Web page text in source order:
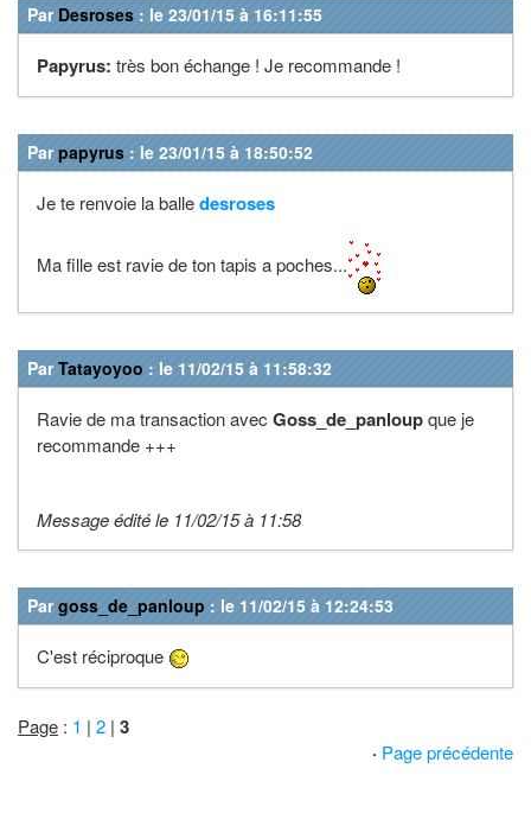
Par Desroses : le 23/01/15 à 16:11:55
Papyrus: très bon échange ! Je recommande !
Parpapyrus : le 23/01/15 à 18:50:52
Je te renvoie la balledesroses
Ma fille est ravie de ton tapis a poches...
ParTatayoyoo : le 11/02/15 à 11:58:32
Ravie de ma transaction avec Goss_de_panloupque je
recommande +++
Message édité le 11/02/15 à 11:58
Pargoss_de_panloup : le 11/02/15 à 12:24:53
C'est réciproque
Page : 1 | 2 | 3
· Page précédente